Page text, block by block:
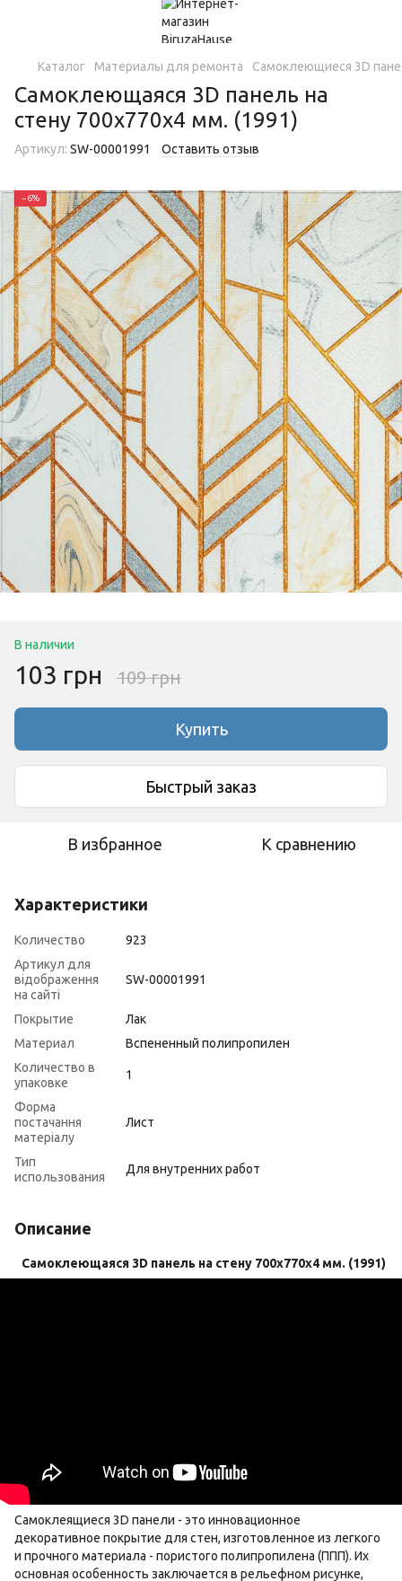
Каталог Материалы для ремонта Самоклеющиеся 3D
Самоклеющаяся 3D панель на
стену 700х770х4 мм. (1991)
Артикул: SW-00001991 Оставить отзыв
−6%
В наличии
103 грн 109 грн
Купить
Быстрый заказ
В избранное К сравнению
Характеристики
Количество
923
Артикул для
відображення
на сайті
SW-00001991
Покрытие
Лак
Материал
Вспененный полипропилен
Количество в
упаковке
1
Форма
постачання
матеріалу
Лист
Тип
использования
Для внутренних работ
Описание
Самоклеющаяся 3D панель на стену 700х770х4 мм. (1991)
Самоклеящиеся 3D панели - это инновационное
декоративное покрытие для стен, изготовленное из легкого
и прочного материала - пористого полипропилена (ППП). Их
основная особенность заключается в рельефном рисунке,